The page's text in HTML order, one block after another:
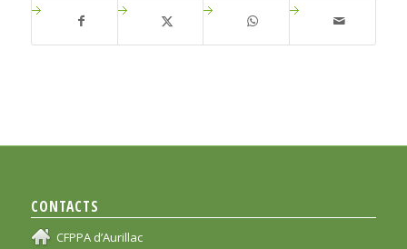
CONTACTS
CFPPA d’Aurillac